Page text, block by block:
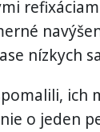
nízkych
ich
o jeden